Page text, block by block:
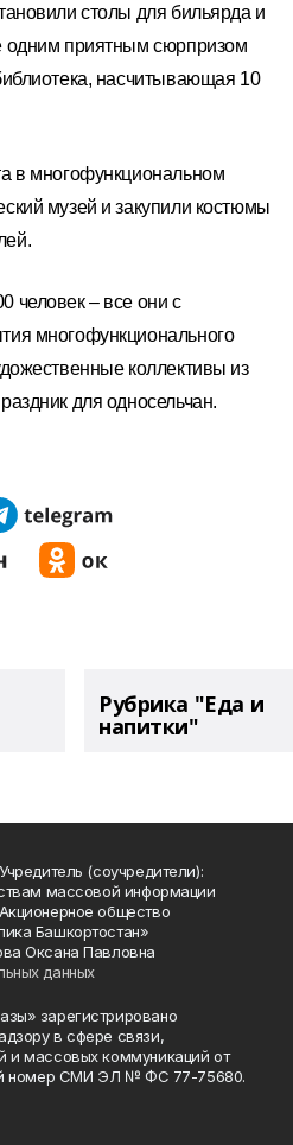
столы для бильярда и
одним приятным сюрпризом
насчитывающая 10
в многофункциональном
музей и закупили костюмы
человек – все они с
многофункционального
коллективы из
для односельчан.
Рубрика "Еда и
напитки"
(соучредители):
массовой информации
общество
Башкортостан»
Оксана Павловна
данных
зарегистрировано
в сфере связи,
и массовых коммуникаций от
номер СМИ ЭЛ № ФС 77-75680.